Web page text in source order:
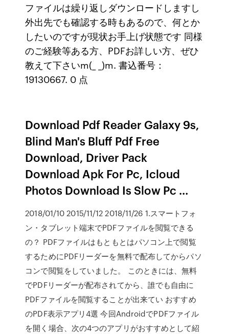
ファイルは繰り返しダウンロードしますし
外出先でも確認する時もあるので、何とか
したいのですが現状お手上げ状態です 同様
のご経験等ある方、PDFお詳しい方、ぜひ
教えて下さいm(_ _)m. 書込番号：
19130667. 0 点
Download Pdf Reader Galaxy 9s,
Blind Man's Bluff Pdf Free
Download, Driver Pack
Download Apk For Pc, Icloud
Photos Download Is Slow Pc …
2018/01/10 2015/11/12 2018/11/26 1.スマートフォ
ン・タブレット端末でPDFファイルを閲覧できる
の？ PDFファイルはもともとはパソコン上で閲覧
するためにPDFリーダーを無料で配布してからパソ
コンで閲覧をしていました。 このときには、無料
でPDFリーダーが配布されてから、誰でも自由に
PDFファイルを閲覧することが出来てい おすすめ
のPDF表示アプリ4選 今回AndroidでPDFファイル
を開く場合、次の4つのアプリがおすすめとして紹